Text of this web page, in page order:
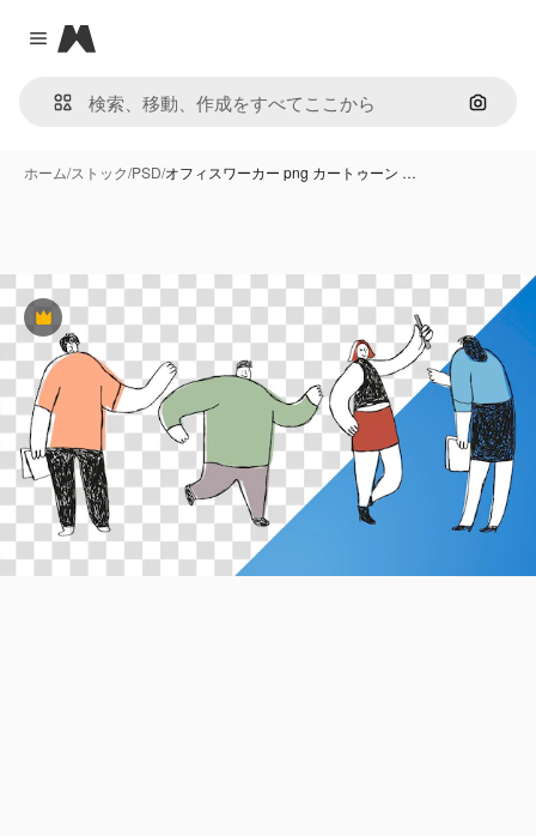
Close menu
Magnific
画像で
ホーム/ストック/PSD/オフィスワーカー png カートゥーン …
Premium